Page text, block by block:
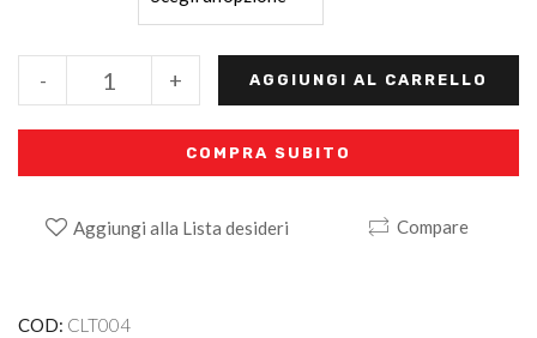
+
- AGGIUNGI AL CARRELLO
COMPRA SUBITO
Aggiungi alla Lista desideri Compare
COD: CLT004